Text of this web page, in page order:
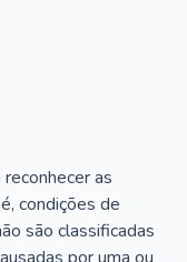
as
condições de
são classificadas